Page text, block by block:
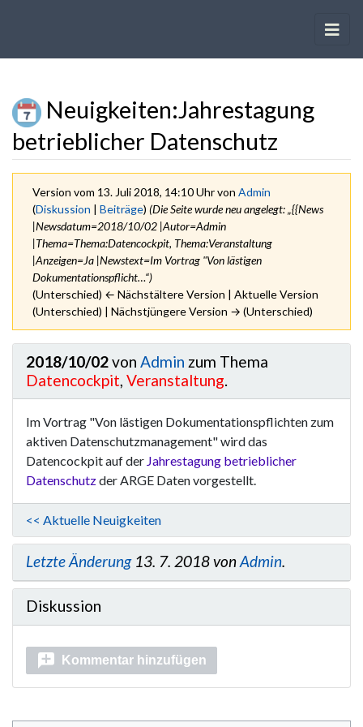
Neuigkeiten:Jahrestagung
betrieblicher Datenschutz
Version vom 13. Juli 2018, 14:10 Uhr von Admin
(Diskussion | Beiträge) (Die Seite wurde neu angelegt: „{{News
|Newsdatum=2018/10/02 |Autor=Admin
|Thema=Thema:Datencockpit, Thema:Veranstaltung
|Anzeigen=Ja |Newstext=Im Vortrag "Von lästigen
Dokumentationspflicht…“)
(Unterschied) ← Nächstältere Version | Aktuelle Version
(Unterschied) | Nächstjüngere Version → (Unterschied)
2018/10/02von Admin zum Thema
Datencockpit Veranstaltung
Im Vortrag "Von lästigen Dokumentationspflichten zum
aktiven Datenschutzmanagement" wird das
Datencockpit auf der Jahrestagung betrieblicher
Datenschutzder ARGE Daten vorgestellt.
<< Aktuelle Neuigkeiten
Letzte Änderung13. 7. 2018 vonAdmin.
Diskussion
Kommentar hinzufügen